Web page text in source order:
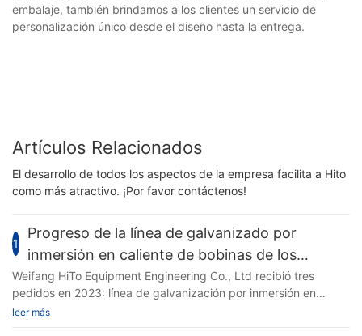
embalaje, también brindamos a los clientes un servicio de
personalización único desde el diseño hasta la entrega.
Artículos Relacionados
El desarrollo de todos los aspectos de la empresa facilita a Hito
como más atractivo. ¡Por favor contáctenos!
1
Progreso de la línea de galvanizado por
inmersión en caliente de bobinas de los
Emiratos Árabes Unidos y de la línea de
recubrimiento de color de Bangladesh
Weifang HiTo Equipment Engineering Co., Ltd recibió tres
pedidos en 2023: línea de galvanización por inmersión en
caliente continua de bobinas de los Emiratos Árabes Unidos,
leer más